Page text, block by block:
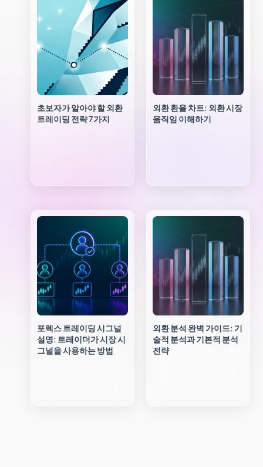
초보자가 알아야 할 외환
트레이딩 전략 7가지
외환 환율 차트: 외환 시장
움직임 이해하기
포렉스 트레이딩 시그널
설명: 트레이더가 시장 시
그널을 사용하는 방법
외환 분석 완벽 가이드: 기
술적 분석과 기본적 분석
전략